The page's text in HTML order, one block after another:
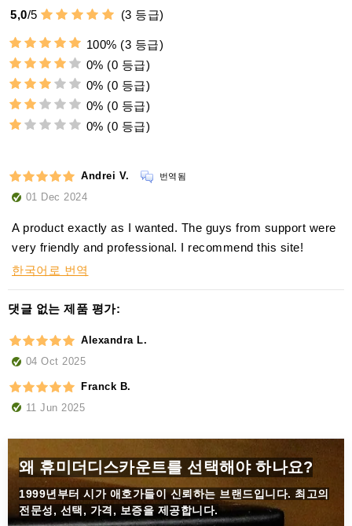
5,0/5 (3 등급)
100% (3 등급)
0% (0 등급)
0% (0 등급)
0% (0 등급)
0% (0 등급)
Andrei V. 번역됨
01 Dec 2024
A product exactly as I wanted. The guys from support were
very friendly and professional. I recommend this site!
한국어로 번역
댓글 없는 제품 평가:
Alexandra L.
04 Oct 2025
Franck B.
11 Jun 2025
왜 휴미더디스카운트를 선택해야 하나요?
1999년부터 시가 애호가들이 신뢰하는 브랜드입니다. 최고의
전문성, 선택, 가격, 보증을 제공합니다.